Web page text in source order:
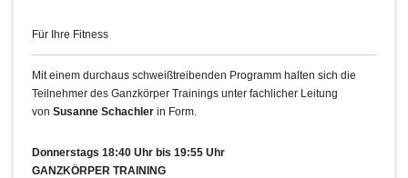
Für Ihre Fitness
Mit einem durchaus schweißtreibenden Programm halten sich die
Teilnehmer des Ganzkörper Trainings unter fachlicher Leitung
von Susanne Schachler in Form.
Donnerstags 18:40 Uhr bis 19:55 Uhr
GANZKÖRPER TRAINING